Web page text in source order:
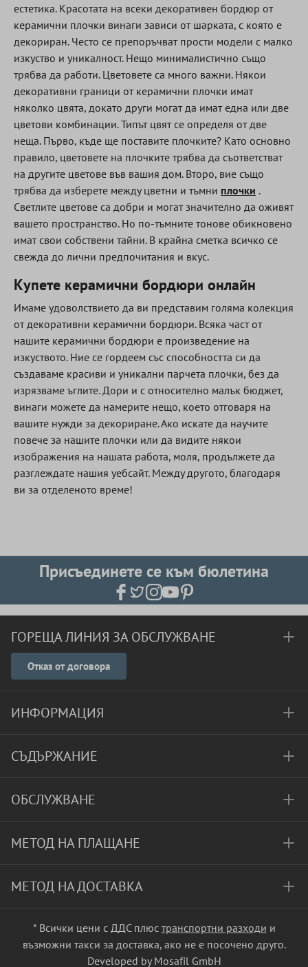
естетика. Красотата на всеки декоративен бордюр от
керамични плочки винаги зависи от шарката, с която е
декориран. Често се препоръчват прости модели с малко
изкуство и уникалност. Нещо минималистично също
трябва да работи. Цветовете са много важни. Някои
декоративни граници от керамични плочки имат
няколко цвята, докато други могат да имат една или две
цветови комбинации. Типът цвят се определя от две
неща. Първо, къде ще поставите плочките? Като основно
правило, цветовете на плочките трябва да съответстват
на другите цветове във вашия дом. Второ, вие също
трябва да изберете между цветни и тъмни плочки .
Светлите цветове са добри и могат значително да оживят
вашето пространство. Но по-тъмните тонове обикновено
имат свои собствени тайни. В крайна сметка всичко се
свежда до лични предпочитания и вкус.
Купете керамични бордюри онлайн
Имаме удоволствието да ви представим голяма колекция
от декоративни керамични бордюри. Всяка част от
нашите керамични бордюри е произведение на
изкуството. Ние се гордеем със способността си да
създаваме красиви и уникални парчета плочки, без да
изрязваме ъглите. Дори и с относително малък бюджет,
винаги можете да намерите нещо, което отговаря на
вашите нужди за декориране. Ако искате да научите
повече за нашите плочки или да видите някои
изображения на нашата работа, моля, продължете да
разглеждате нашия уебсайт. Между другото, благодаря
ви за отделеното време!
Присъединете се към бюлетина
ГОРЕЩА ЛИНИЯ ЗА ОБСЛУЖВАНЕ
Отказ от договора
ИНФОРМАЦИЯ
СЪДЪРЖАНИЕ
ОБСЛУЖВАНЕ
МЕТОД НА ПЛАЩАНЕ
МЕТОД НА ДОСТАВКА
* Всички цени с ДДС плюс транспортни разходи и
възможни такси за доставка, ако не е посочено друго.
Developed by Mosafil GmbH